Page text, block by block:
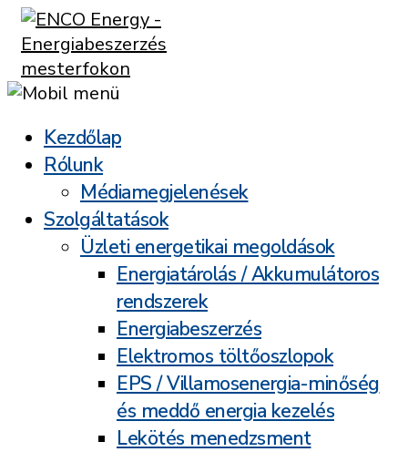
Kezdőlap
Rólunk
Médiamegjelenések
Szolgáltatások
Üzleti energetikai megoldások
Energiatárolás / Akkumulátoros
rendszerek
Energiabeszerzés
Elektromos töltőoszlopok
EPS / Villamosenergia-minőség
és meddő energia kezelés
Lekötés menedzsment